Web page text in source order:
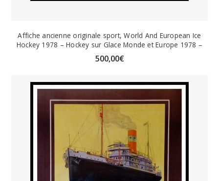
Affiche ancienne originale sport, World And European Ice
Hockey 1978 – Hockey sur Glace Monde et Europe 1978 –
500,00€